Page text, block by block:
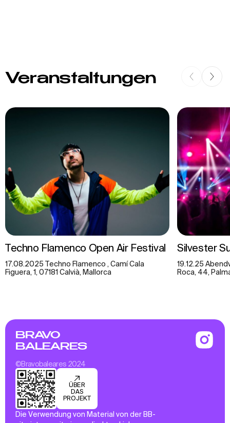
Veranstaltungen
Techno Flamenco Open Air Festival
17.08.2025 Techno Flamenco , Camí Cala
Figuera, 1, 07181 Calvià, Mallorca
Silvester
19.12.25
Roca, 44,
BRAVO
BALEARES
©Bravobaleares 2024
ÜBER
DAS
PROJEKT
Die Verwendung von Material von der BB-